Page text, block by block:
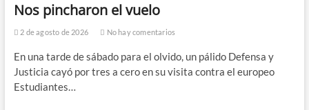
Nos pincharon el vuelo
2 de agosto de 2026 No hay comentarios
En una tarde de sábado para el olvido, un pálido Defensa y
Justicia cayó por tres a cero en su visita contra el europeo
Estudiantes…